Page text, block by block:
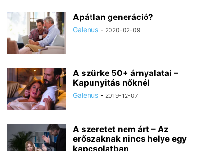
Apátlan generáció?
Galenus - 2020-02-09
A szürke 50+ árnyalatai –
Kapunyitás nőknél
Galenus - 2019-12-07
A szeretet nem árt – Az
erőszaknak nincs helye egy
kapcsolatban